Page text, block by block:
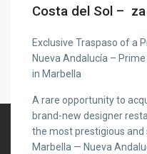
Costa del Sol –
Exclusive Traspaso of a
Nueva Andalucía –
in Marbella
A rare opportunity to
brand-new designer
the most prestigious
Marbella — Nueva